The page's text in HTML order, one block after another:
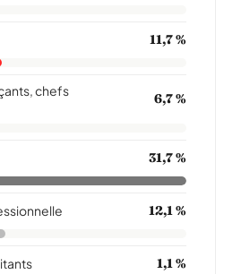
11,7 %
chefs
6,7 %
31,7 %
12,1 %
1,1 %